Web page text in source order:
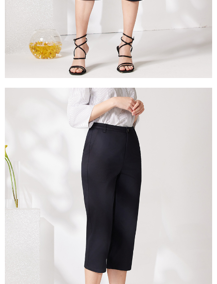
【注意事項】
１．透過由恩沛科技股份有限公司提供之「AFTEE先享後付」服務完成之交
易，需依本服務之必要範圍內提供個人資料，並將交易相關給付款項請求債
權轉讓予恩沛科技股份有限公司。
２．關於個人資料處理事宜，請瀏覽以下網址：
https://aftee.tw/terms/#terms3
３．未成年的使用者請事先徵得法定代理人或監護人之同意方可使用
「AFTEE先享後付」，若未經同意申辦者引起之損失，本公司不負相關責
任。
４．使用「AFTEE先享後付」時，將依據個別帳號之用戶狀況，依本公司即
時審查核予不同之上限額度；若仍有額度不足之情形，本公司將視審查結果
請求用戶進行身份認證。
５．嚴禁一人註冊多個帳號或使用他人資訊註冊。若發現惡意使用之情形，
恩沛科技股份有限公司將有權停止該用戶之使用額度並採取法律行動。
每筆NT$100，滿NT$2,000(含以上)免運費
新竹物流宅配
每筆NT$100，滿NT$2,000(含以上)免運費
付款後門市自取
每筆NT$100，滿NT$2,000(含以上)免運費